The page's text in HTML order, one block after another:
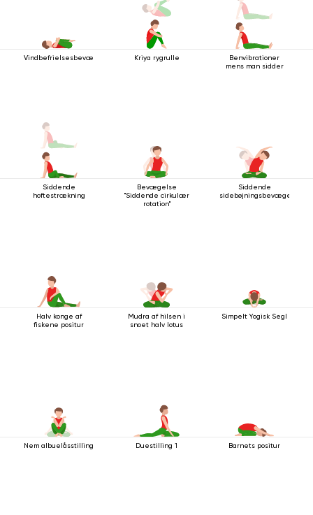
Vindbefrielsesbevægelsen Kriya rygrulle
Benvibrationer
mens man sidder
Siddende
hoftestrækning
Bevægelse
"Siddende cirkulær
rotation"
Siddende
sidebøjningsbevægelse
Halv konge af
fiskene positur
Mudra af hilsen i
snoet halv lotus
Simpelt Yogisk Segl
Nem albuelåsstilling Duestilling 1 Barnets positur